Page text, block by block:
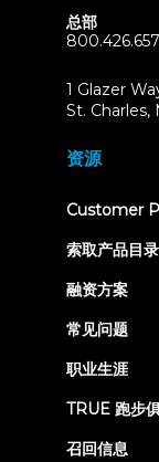
总部
1 Glazer
St. Charles,
资源
Customer
索取产品目录
融资方案
常见问题
职业生涯
TRUE 跑步
召回信息